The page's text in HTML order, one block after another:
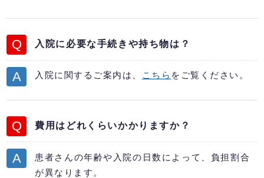
入院に必要な手続きや持ち物は？
入院に関するご案内は、 こちら をご覧ください。
費用はどれくらいかかりますか？
患者さんの年齢や入院の日数によって、負担割合
が異なります。